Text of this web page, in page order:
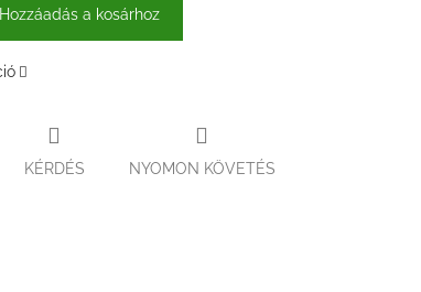
Hozzáadás a kosárhoz
KÉRDÉS NYOMON KÖVETÉS